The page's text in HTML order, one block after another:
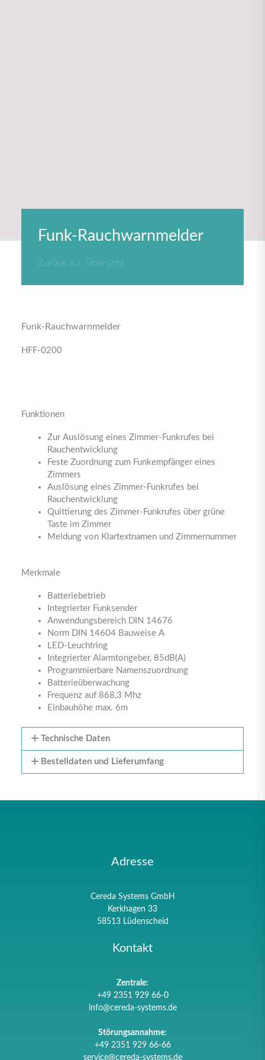
Funk-Rauchwarnmelder
Zurück zur Übersicht
Funk-Rauchwarnmelder
HFF-0200
Funktionen
Zur Auslösung eines Zimmer-Funkrufes bei
Rauchentwicklung
Feste Zuordnung zum Funkempfänger eines
Zimmers
Auslösung eines Zimmer-Funkrufes bei
Rauchentwicklung
Quittierung des Zimmer-Funkrufes über grüne
Taste im Zimmer
Meldung von Klartextnamen und Zimmernummer
Merkmale
Batteriebetrieb
Integrierter Funksender
Anwendungsbereich DIN 14676
Norm DIN 14604 Bauweise A
LED-Leuchtring
Integrierter Alarmtongeber, 85dB(A)
Programmierbare Namenszuordnung
Batterieüberwachung
Frequenz auf 868,3 Mhz
Einbauhöhe max. 6m
Technische Daten
Bestelldaten und Lieferumfang
Adresse
Cereda Systems GmbH
Kerkhagen 33
58513 Lüdenscheid
Kontakt
Zentrale:
+49 2351 929 66-0
info@cereda-systems.de
Störungsannahme:
+49 2351 929 66-66
service@cereda-systems.de